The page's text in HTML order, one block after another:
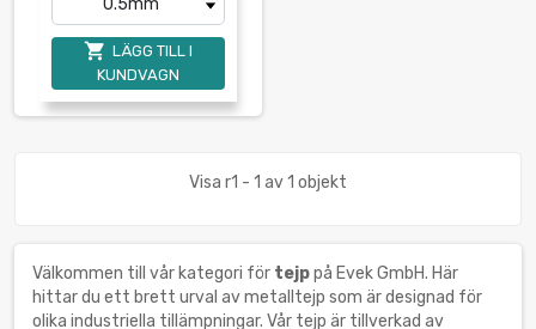
 LÄGG TILL I
KUNDVAGN
Visa r1 - 1 av 1 objekt
Välkommen till vår kategori för tejppå Evek GmbH. Här
hittar du ett brett urval av metalltejp som är designad för
olika industriella tillämpningar. Vår tejp är tillverkad av